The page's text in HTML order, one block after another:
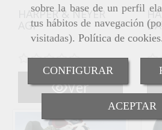
sobre la base de un perfil
tus hábitos de navegación
visitadas). Política de cookies.
CONFIGURAR
ACEPTAR
HARPER & NEYER
AGP
Ver